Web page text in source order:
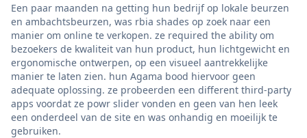
Een paar maanden na getting hun bedrijf op lokale beurzen
en ambachtsbeurzen, was rbia shades op zoek naar een
manier om online te verkopen. ze required the ability om
bezoekers de kwaliteit van hun product, hun lichtgewicht en
ergonomische ontwerpen, op een visueel aantrekkelijke
manier te laten zien. hun Agama bood hiervoor geen
adequate oplossing. ze probeerden een different third-party
apps voordat ze powr slider vonden en geen van hen leek
een onderdeel van de site en was onhandig en moeilijk te
gebruiken.